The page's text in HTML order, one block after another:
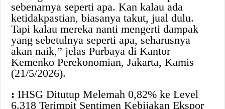
sebenarnya seperti apa. Kan kalau ada
ketidakpastian, biasanya takut, jual dulu.
Tapi kalau mereka nanti mengerti dampak
yang sebetulnya seperti apa, seharusnya
akan naik,” jelas Purbaya di Kantor
Kemenko Perekonomian, Jakarta, Kamis
(21/5/2026).
: IHSG Ditutup Melemah 0,82% ke Level
6.318 Terimpit Sentimen Kebijakan Ekspor